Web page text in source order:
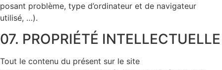
posant problème, type d’ordinateur et de navigateur
utilisé, …).
07. PROPRIÉTÉ INTELLECTUELLE
Tout le contenu du présent sur le site